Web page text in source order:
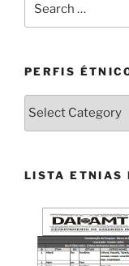
for:
PERFIS
LISTA ETNIAS